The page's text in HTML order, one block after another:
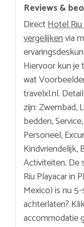
Reviews &
DirectHotel
vergelijkenvia
Hiervoor kun
wat
travelxl.nl.
zijn: Zwembad,
bedden,
Personeel,
Kindvriendelijk,
Activiteiten. De
Riu Playacar in
Mexico) is nu
achterlaten?
accommodatie